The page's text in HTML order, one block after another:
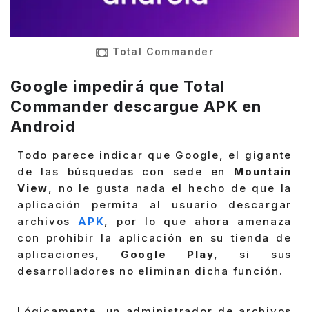
Total Commander
Google impedirá que Total
Commander descargue APK en
Android
Todo parece indicar que Google, el gigante
de las búsquedas con sede en Mountain
View, no le gusta nada el hecho de que la
aplicación permita al usuario descargar
archivosAPK, por lo que ahora amenaza
con prohibir la aplicación en su tienda de
aplicaciones, Google Play, si sus
desarrolladores no eliminan dicha función.